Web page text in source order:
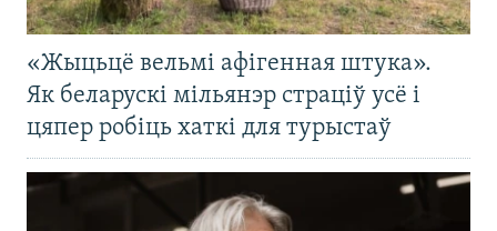
«Жыцьцё вельмі афігенная штука».
Як беларускі мільянэр страціў усё і
цяпер робіць хаткі для турыстаў